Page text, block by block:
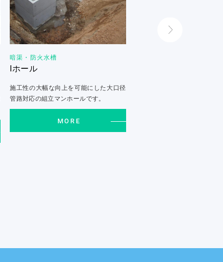
暗渠・防火水槽
Iホール
施工性の大幅な向上を可能にした大口径
管路対応の組立マンホールです。
MORE